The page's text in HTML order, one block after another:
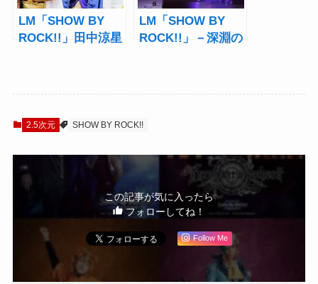
LM「SHOW BY
ROCK!!」田中涼星
す！」
LM「SHOW BY
ROCK!!」－深淵の
2.5次元 SHOW BY ROCK!!
この記事が気に入ったら
フォローしてね！
Follow Me